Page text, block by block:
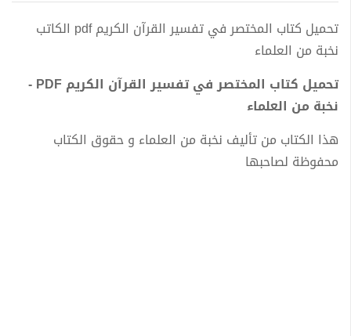
تحميل كتاب المختصر في تفسير القرآن الكريم pdf الكاتب
نخبة من العلماء
تحميل كتاب المختصر في تفسير القرآن الكريم PDF -
نخبة من العلماء
هذا الكتاب من تأليف نخبة من العلماء و حقوق الكتاب
محفوظة لصاحبها